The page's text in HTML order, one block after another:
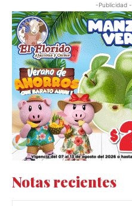
-Publicidad -
Notas recientes